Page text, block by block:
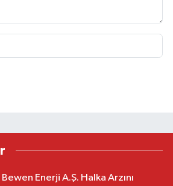
Bewen Enerji A.Ş. Halka Arzını